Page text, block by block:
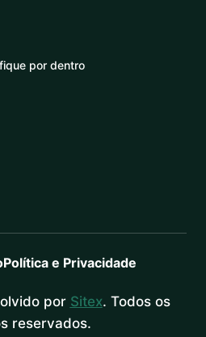
por dentro
Política e Privacidade
por Sitex. Todos os
reservados.